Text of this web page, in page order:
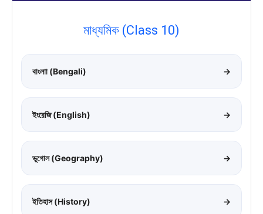
মাধ্যমিক (Class 10)
বাংলাা (Bengali) →
ইংরেজি (English) →
ভূগোল (Geography) →
ইতিহাস (History) →